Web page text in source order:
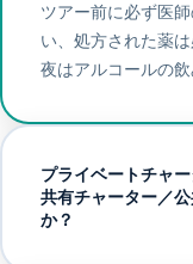
ツアー前に必ず医
い、処方された薬
夜はアルコールの飲
プライベートチャ
共有チャーター／
か？